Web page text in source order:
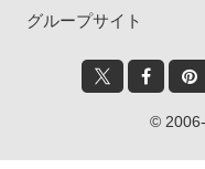
グループサイト
©